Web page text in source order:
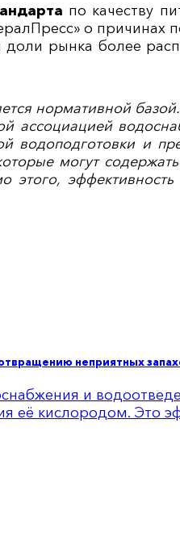
по качеству
о причинах
рынка более
нормативной
ассоциацией
водоподготовки и
могут
этого,
неприятных
и
её кислородом. Это